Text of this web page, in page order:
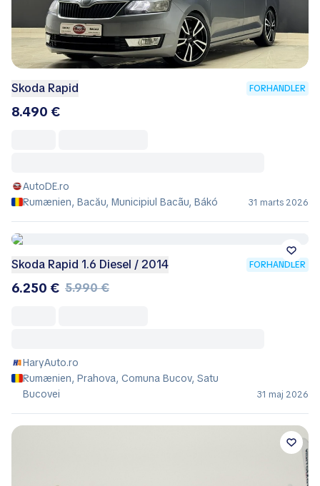
Skoda Rapid FORHANDLER
8.490 €
AutoDE.ro
Rumænien, Bacău, Municipiul Bacãu, Bákó
31 marts 2026
Skoda Rapid 1.6 Diesel / 2014 FORHANDLER
6.250 € 5.990 €
HaryAuto.ro
Rumænien, Prahova, Comuna Bucov, Satu
Bucovei
31 maj 2026